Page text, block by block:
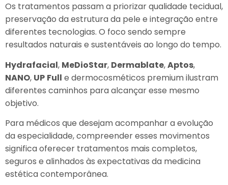
Os tratamentos passam a priorizar qualidade tecidual,
preservação da estrutura da pele e integração entre
diferentes tecnologias. O foco sendo sempre
resultados naturais e sustentáveis ao longo do tempo.
Hydrafacial, MeDioStar, Dermablate,Aptos,
NANO, UP Full e dermocosméticos premium ilustram
diferentes caminhos para alcançar esse mesmo
objetivo.
Para médicos que desejam acompanhar a evolução
da especialidade, compreender esses movimentos
significa oferecer tratamentos mais completos,
seguros e alinhados às expectativas da medicina
estética contemporânea.